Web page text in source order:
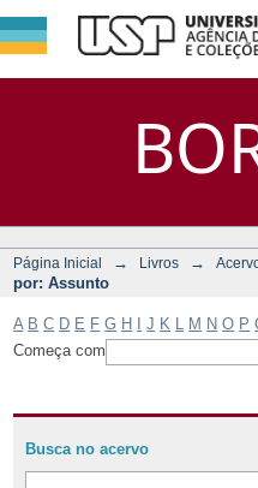
Assunto
DSpace/
Página Inicial → Livros →
por: Assunto
A B C D E F G H J K M N O P
Começa com
Busca no acervo